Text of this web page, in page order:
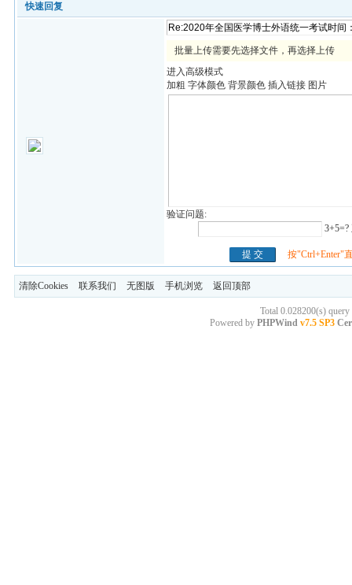
快速回复
批量上传需要先选择文件，再选择上传
进入高级模式
加粗 字体颜色 背景颜色 插入链接 图片
验证问题:
3+5=?
按"Ctrl+Enter"
清除Cookies 联系我们 无图版 手机浏览 返回顶部
Total 0.028200(s)
Powered by PHPWind v7.5 SP3